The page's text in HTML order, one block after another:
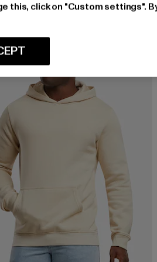
this, click on "Custom settings".